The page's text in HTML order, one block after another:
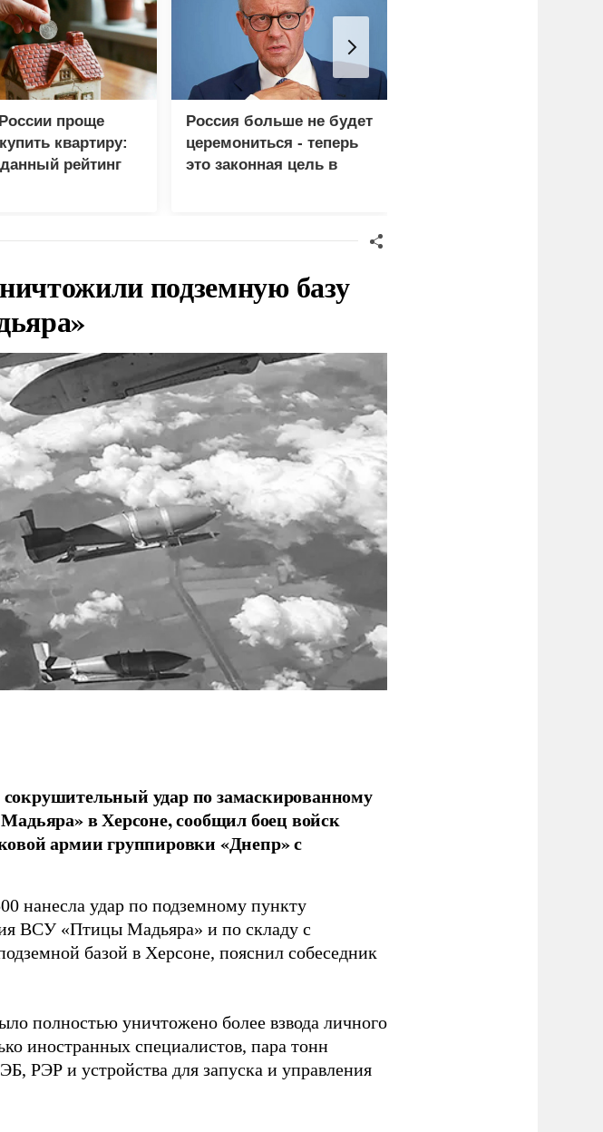
проще
квартиру:
рейтинг
Россия больше не будет
церемониться - теперь
это законная цель в
подземную базу
удар по замаскированному
в Херсоне, сообщил боец войск
армии группировки «Днепр» с
нанесла удар по подземному пункту
ВСУ «Птицы Мадьяра» и по складу с
базой в Херсоне, пояснил собеседник
полностью уничтожено более взвода личного
иностранных специалистов, пара тонн
РЭР и устройства для запуска и управления